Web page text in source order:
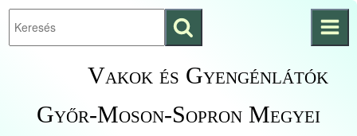
Ugrás a fő
KezdőlapraVakok és Gyengénlátók
Győr-Moson-Sopron Megyei
Keresés
indítása